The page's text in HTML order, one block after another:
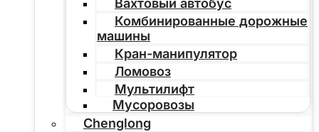
Вахтовый автобус
Комбинированные дорожные
машины
Кран-манипулятор
Ломовоз
Мультилифт
Мусоровозы
Chenglong